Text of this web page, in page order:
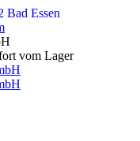
Bad Essen
vom Lager